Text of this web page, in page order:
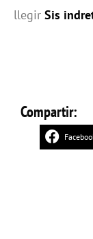
llegir Sis
Compartir: